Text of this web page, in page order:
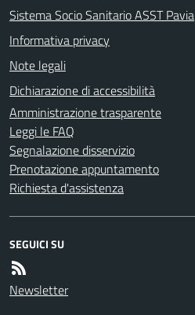
Sistema Socio Sanitario ASST Pavia
Informativa privacy
Note legali
Dichiarazione di accessibilità
Amministrazione trasparente
Leggi le FAQ
Segnalazione disservizio
Prenotazione appuntamento
Richiesta d'assistenza
SEGUICI SU
Newsletter